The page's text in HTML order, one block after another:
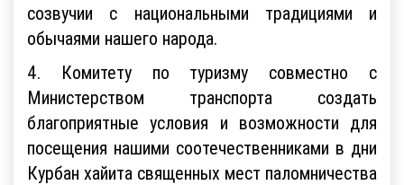
созвучии с национальными традициями и
обычаями нашего народа.
4. Комитету по туризму совместно с
Министерством транспорта создать
благоприятные условия и возможности для
посещения нашими соотечественниками в дни
Курбан хайита священных мест паломничества